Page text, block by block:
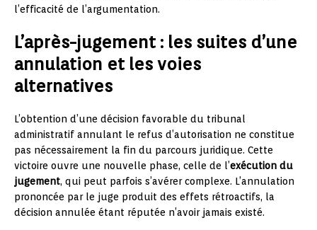
l’efficacité de l’argumentation.
L’après-jugement : les suites d’une
annulation et les voies
alternatives
L’obtention d’une décision favorable du tribunal
administratif annulant le refus d’autorisation ne constitue
pas nécessairement la fin du parcours juridique. Cette
victoire ouvre une nouvelle phase, celle de l’exécution du
jugement, qui peut parfois s’avérer complexe. L’annulation
prononcée par le juge produit des effets rétroactifs, la
décision annulée étant réputée n’avoir jamais existé.